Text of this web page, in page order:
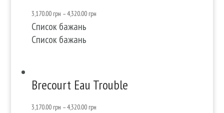
3,170.00 грн –4,320.00 грн
Список бажань
Список бажань
Brecourt Eau Trouble
3,170.00 грн –4,320.00 грн